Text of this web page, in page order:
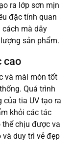
ra lớp sơn mịn
đặc tính quan
mà dây
sản phẩm.
cao
và mài mòn tốt
Quá trình
tia UV tạo ra
khỏi các tác
thể chịu được va
duy trì vẻ đẹp